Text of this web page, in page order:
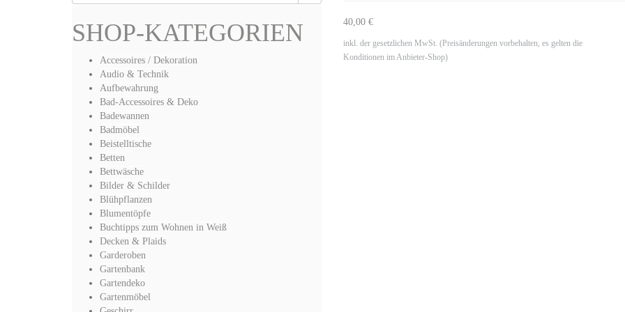
40,00 €
inkl. der gesetzlichen MwSt. (Preisänderungen vorbehalten, es gelten die
Konditionen im Anbieter-Shop)
SHOP-KATEGORIEN
Accessoires / Dekoration
Audio & Technik
Aufbewahrung
Bad-Accessoires & Deko
Badewannen
Badmöbel
Beistelltische
Betten
Bettwäsche
Bilder & Schilder
Blühpflanzen
Blumentöpfe
Buchtipps zum Wohnen in Weiß
Decken & Plaids
Garderoben
Gartenbank
Gartendeko
Gartenmöbel